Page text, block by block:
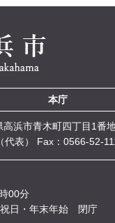
本庁
浜市青木町四丁目1番
表）
Fax：0566-52-
00分
日・年末年始 閉庁